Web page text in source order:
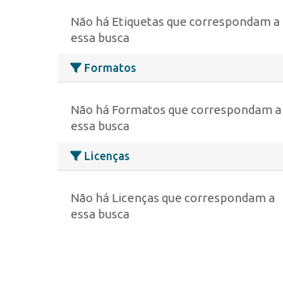
Não há Etiquetas que correspondam a
essa busca
Formatos
Não há Formatos que correspondam a
essa busca
Licenças
Não há Licenças que correspondam a
essa busca